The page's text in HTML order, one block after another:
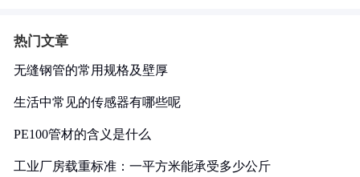
热门文章
无缝钢管的常用规格及壁厚
生活中常见的传感器有哪些呢
PE100管材的含义是什么
工业厂房载重标准：一平方米能承受多少公斤